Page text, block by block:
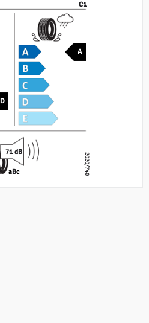
D
A
71 dB
C1
2020/740
aBc